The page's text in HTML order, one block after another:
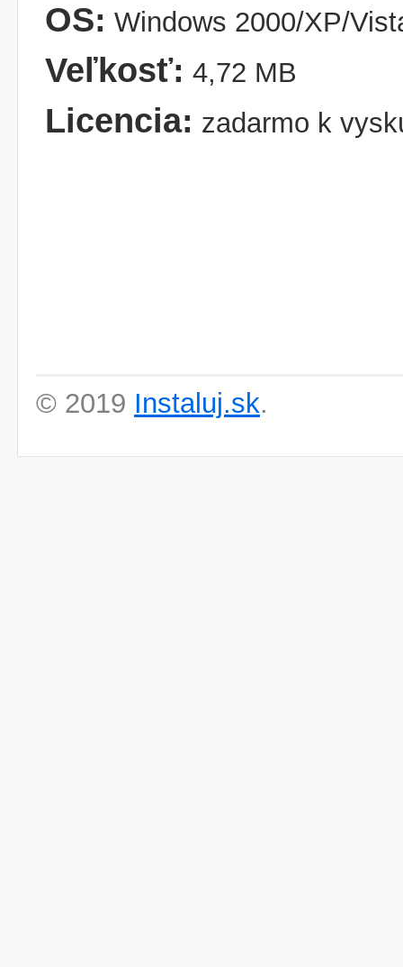
OS: Windows 2000/XP/
Veľkosť: 4,72 MB
Licencia: zadarmo k
© 2019 Instaluj.sk.